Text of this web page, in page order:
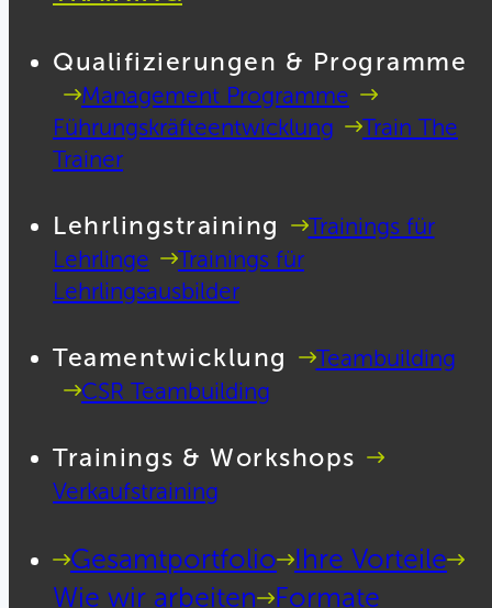
Qualifizierungen & Programme
Management Programme
Führungskräfteentwicklung
Train The
Trainer
Lehrlingstraining
Trainings für
Lehrlinge
Trainings für
Lehrlingsausbilder
Teamentwicklung
Teambuilding
CSR Teambuilding
Trainings & Workshops
Verkaufstraining
Gesamtportfolio
Ihre Vorteile
Wie wir arbeiten
Formate